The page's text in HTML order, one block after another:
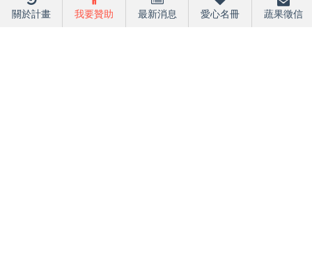
關於計畫 我要贊助 最新消息 愛心名冊 蔬果徵信